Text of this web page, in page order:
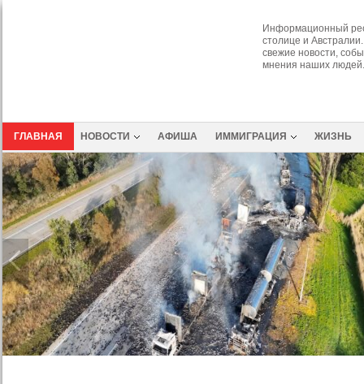
Информационный
столице и
свежие новости,
мнения наших людей.
ГЛАВНАЯ НОВОСТИ АФИША ИММИГРАЦИЯ ЖИЗНЬ